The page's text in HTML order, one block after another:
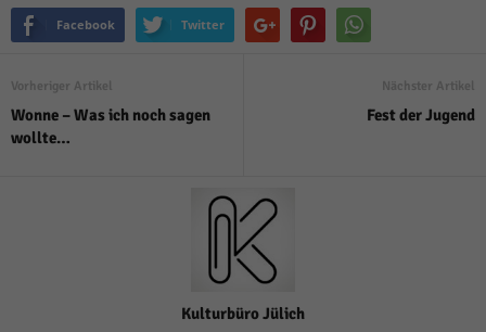
Facebook Twitter
Vorheriger Artikel
Wonne – Was ich noch sagen
wollte…
Nächster Artikel
Fest der Jugend
Kulturbüro Jülich